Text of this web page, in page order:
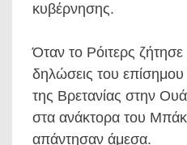
κυβέρνησης.
Όταν το Ρόιτερς ζήτησε
δηλώσεις του
της Βρετανίας στην
στα ανάκτορα του
απάντησαν άμεσα.